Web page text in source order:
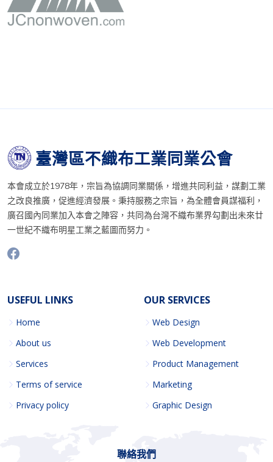
臺灣區不織布工業同業公會
本會成立於1978年，宗旨為協調同業關係，增進共同利益，謀劃工業
之改良推廣，促進經濟發展。秉持服務之宗旨，為全體會員謀福利，
廣召國內同業加入本會之陣容，共同為台灣不織布業界勾劃出未來廿
一世紀不織布明星工業之藍圖而努力。
USEFUL LINKS
Home
About us
Services
Terms of service
Privacy policy
OUR SERVICES
Web Design
Web Development
Product Management
Marketing
Graphic Design
聯絡我們